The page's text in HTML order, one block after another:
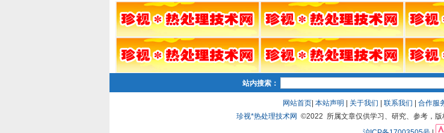
站内搜索：
网站首页| 本站声明 关于我们 联系我们 合作服
珍视*热处理技术网 ©2022 所属文章仅供学习、研究、参考，